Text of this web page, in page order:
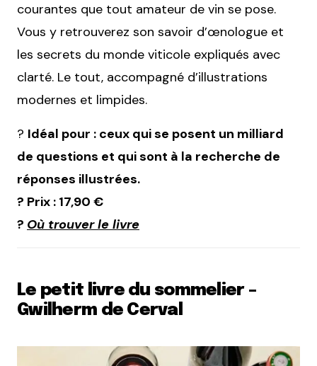
courantes que tout amateur de vin se pose.
Vous y retrouverez son savoir d’œnologue et
les secrets du monde viticole expliqués avec
clarté. Le tout, accompagné d’illustrations
modernes et limpides.
? Idéal pour : ceux qui se posent un milliard
de questions et qui sont à la recherche de
réponses illustrées.
? Prix : 17,90 €
? Où trouver le livre
Le petit livre du sommelier –
Gwilherm de Cerval